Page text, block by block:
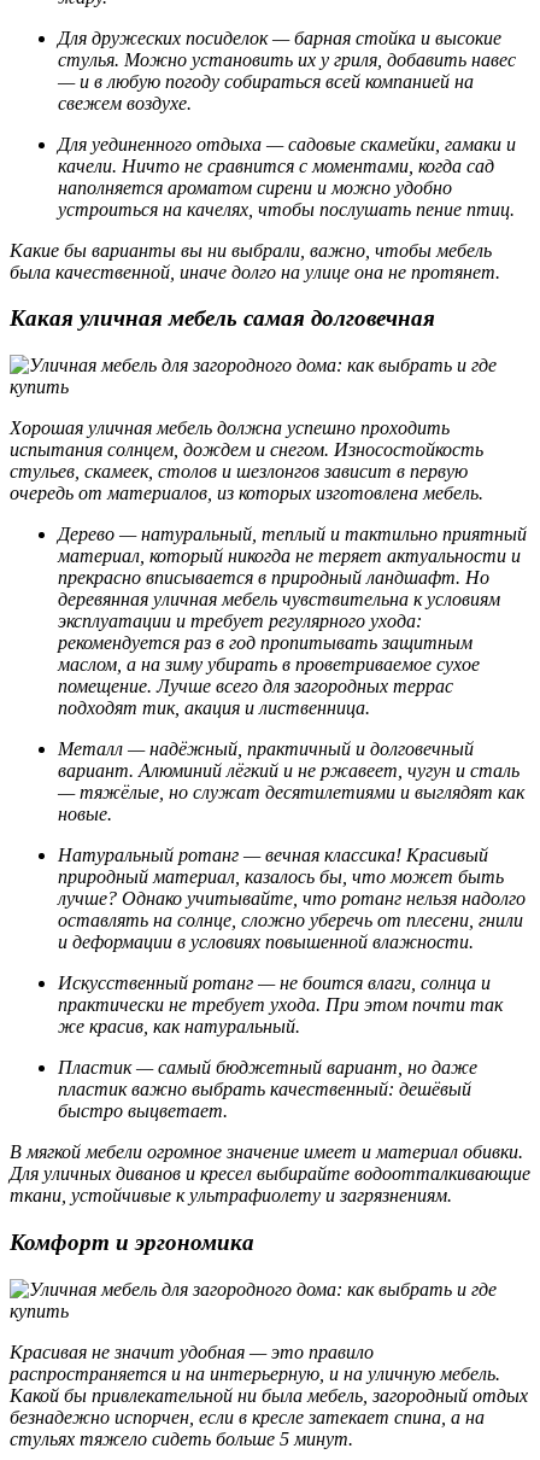
Для дружеских посиделок — барная стойка и высокие
стулья. Можно установить их у гриля, добавить навес
— и в любую погоду собираться всей компанией на
свежем воздухе.
Для уединенного отдыха — садовые скамейки, гамаки и
качели. Ничто не сравнится с моментами, когда сад
наполняется ароматом сирени и можно удобно
устроиться на качелях, чтобы послушать пение птиц.
Какие бы варианты вы ни выбрали, важно, чтобы мебель
была качественной, иначе долго на улице она не протянет.
Какая уличная мебель самая долговечная
Хорошая уличная мебель должна успешно проходить
испытания солнцем, дождем и снегом. Износостойкость
стульев, скамеек, столов и шезлонгов зависит в первую
очередь от материалов, из которых изготовлена мебель.
Дерево — натуральный, теплый и тактильно приятный
материал, который никогда не теряет актуальности и
прекрасно вписывается в природный ландшафт. Но
деревянная уличная мебель чувствительна к условиям
эксплуатации и требует регулярного ухода:
рекомендуется раз в год пропитывать защитным
маслом, а на зиму убирать в проветриваемое сухое
помещение. Лучше всего для загородных террас
подходят тик, акация и лиственница.
Металл — надёжный, практичный и долговечный
вариант. Алюминий лёгкий и не ржавеет, чугун и сталь
— тяжёлые, но служат десятилетиями и выглядят как
новые.
Натуральный ротанг — вечная классика! Красивый
природный материал, казалось бы, что может быть
лучше? Однако учитывайте, что ротанг нельзя надолго
оставлять на солнце, сложно уберечь от плесени, гнили
и деформации в условиях повышенной влажности.
Искусственный ротанг — не боится влаги, солнца и
практически не требует ухода. При этом почти так
же красив, как натуральный.
Пластик — самый бюджетный вариант, но даже
пластик важно выбрать качественный: дешёвый
быстро выцветает.
В мягкой мебели огромное значение имеет и материал обивки.
Для уличных диванов и кресел выбирайте водоотталкивающие
ткани, устойчивые к ультрафиолету и загрязнениям.
Комфорт и эргономика
Красивая не значит удобная — это правило
распространяется и на интерьерную, и на уличную мебель.
Какой бы привлекательной ни была мебель, загородный отдых
безнадежно испорчен, если в кресле затекает спина, а на
стульях тяжело сидеть больше 5 минут.